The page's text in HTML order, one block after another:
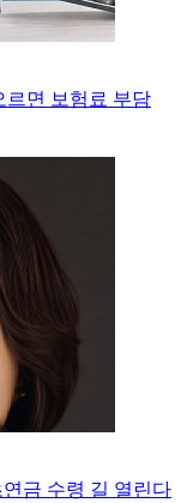
르면 보험료 부담
금 수령 길 열린다